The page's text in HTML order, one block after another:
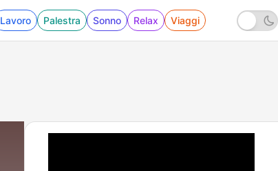
Lavoro Palestra Sonno Relax Viaggi